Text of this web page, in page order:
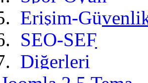
Erişim-
SEO-SEF
Diğerleri